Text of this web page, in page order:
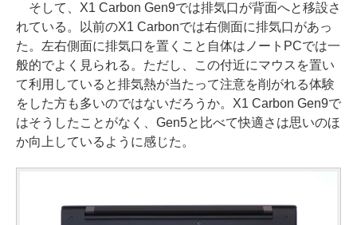
そして、X1 Carbon Gen9では排気口が背面へと移設さ
れている。以前のX1 Carbonでは右側面に排気口があっ
た。左右側面に排気口を置くこと自体はノートPCでは一
般的でよく見られる。ただし、この付近にマウスを置い
て利用していると排気熱が当たって注意を削がれる体験
をした方も多いのではないだろうか。X1 Carbon Gen9で
はそうしたことがなく、Gen5と比べて快適さは思いのほ
か向上しているように感じた。